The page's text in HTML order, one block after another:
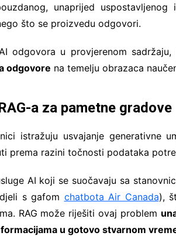
unaprijed
što se proizvedu odgovori.
odgovora u provjerenom
odgovore na temelju obrazaca
a za pametne gradove
istražuju usvajanje generativne
prema razini točnosti podataka
AI koji se suočavaju sa
s gafom chatbota Air Canada),
RAG može riješiti ovaj problem
u gotovo stvarnom